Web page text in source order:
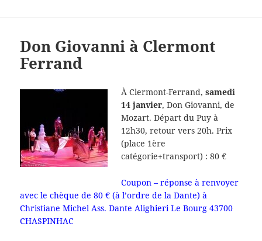
Don Giovanni à Clermont
Ferrand
À Clermont-Ferrand, samedi
14 janvier, Don Giovanni, de
Mozart. Départ du Puy à
12h30, retour vers 20h. Prix
(place 1ère
catégorie+transport) : 80 €
Coupon – réponse à renvoyer
avec le chèque de 80 € (à l’ordre de la Dante) à
Christiane Michel Ass. Dante Alighieri Le Bourg 43700
CHASPINHAC